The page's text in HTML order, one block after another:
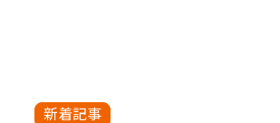
新着記事